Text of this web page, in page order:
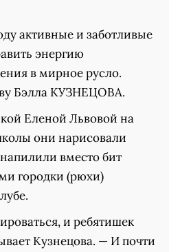
активные и заботливые
энергию
в мирное русло.
Бэлла КУЗНЕЦОВА.
Еленой Львовой на
они нарисовали
вместо бит
городки (рюхи)
и ребятишек
Кузнецова. — И почти